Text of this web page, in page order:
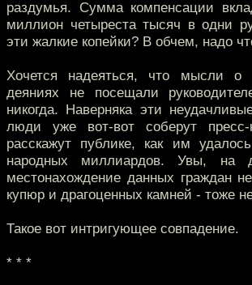
раздумья. Сумма компенсации
миллион четыреста тысяч в одни
эти жалкие копейки? В обчем, надо
Хочется надеяться, что мысли о
деяниях не посещали
никогда. Наверняка эти
люди уже вот-вот соберут
расскажут публике, как им
народных миллиардов. Увы, на
местонахождение данных граждан
купюр и драгоценных камней - тоже
Такое вот интригующее совпадение.
* * *